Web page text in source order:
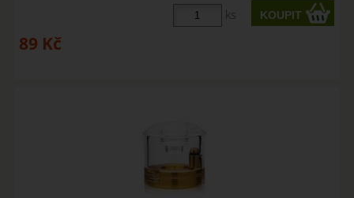
ks
89 Kč